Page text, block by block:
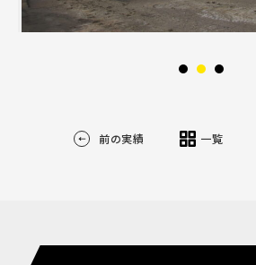
前の実績 一覧